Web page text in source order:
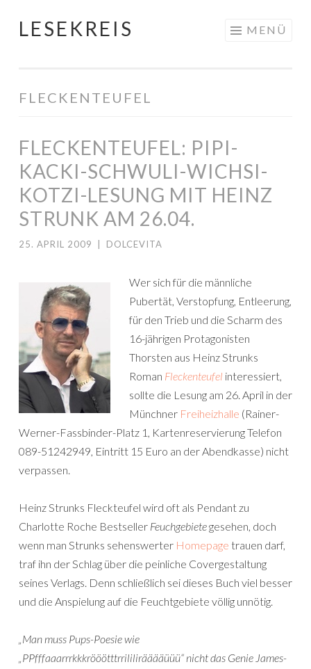
Springe
LESEKREIS MENÜ
FLECKENTEUFEL
FLECKENTEUFEL: PIPI-
KACKI-SCHWULI-WICHSI-
KOTZI-LESUNG MIT HEINZ
STRUNK AM 26.04.
25. APRIL 2009 DOLCEVITA
Wer sich für die männliche
Pubertät, Verstopfung, Entleerung,
für den Trieb und die Scharm des
16-jährigen Protagonisten
Thorsten aus Heinz Strunks
Roman Fleckenteufel interessiert,
sollte die Lesung am 26. April in der
Münchner Freiheizhalle (Rainer-
Werner-Fassbinder-Platz 1, Kartenreservierung Telefon
089-51242949, Eintritt 15 Euro an der Abendkasse) nicht
verpassen.
Heinz Strunks Fleckteufel wird oft als Pendant zu
Charlotte Roche Bestseller Feuchgebietegesehen, doch
wenn man Strunks sehenswerter Homepage trauen darf,
traf ihn der Schlag über die peinliche Covergestaltung
seines Verlags. Denn schließlich sei dieses Buch viel besser
und die Anspielung auf die Feuchtgebiete völlig unnötig.
„Man muss Pups-Poesie wie
„PPfffaaarrrkkkrööötttrrililirääääüüü“ nicht das Genie James-